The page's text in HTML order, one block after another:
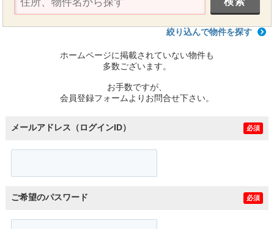
絞り込んで物件を探す
ホームページに掲載されていない物件も
多数ございます。
お手数ですが、
会員登録フォームよりお問合せ下さい。
メールアドレス（ログインID） 必須
ご希望のパスワード 必須